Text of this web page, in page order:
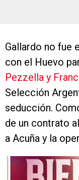
Gallardo no fue
con el Huevo
Pezzella y
Selección
seducción.
de un contrato
a Acuña y la